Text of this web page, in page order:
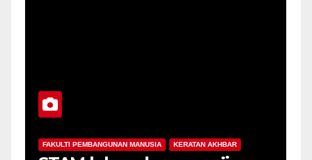
FAKULTI PEMBANGUNAN MANUSIA KERATAN AKHBAR